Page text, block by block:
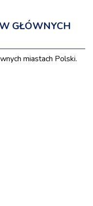
GŁÓWNYCH
miastach Polski.